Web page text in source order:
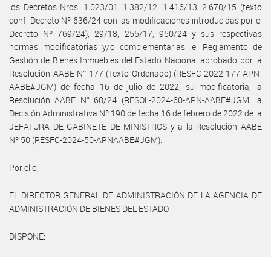
los Decretos Nros. 1.023/01, 1.382/12, 1.416/13, 2.670/15 (texto
conf. Decreto Nº 636/24 con las modificaciones introducidas por el
Decreto Nº 769/24), 29/18, 255/17, 950/24 y sus respectivas
normas modificatorias y/o complementarias, el Reglamento de
Gestión de Bienes Inmuebles del Estado Nacional aprobado por la
Resolución AABE N° 177 (Texto Ordenado) (RESFC-2022-177-APN-
AABE#JGM) de fecha 16 de julio de 2022, su modificatoria, la
Resolución AABE N° 60/24 (RESOL-2024-60-APN-AABE#JGM, la
Decisión Administrativa Nº 190 de fecha 16 de febrero de 2022 de la
JEFATURA DE GABINETE DE MINISTROS y a la Resolución AABE
Nº 50 (RESFC-2024-50-APNAABE#JGM).
Por ello,
EL DIRECTOR GENERAL DE ADMINISTRACIÓN DE LA AGENCIA DE
ADMINISTRACIÓN DE BIENES DEL ESTADO
DISPONE: